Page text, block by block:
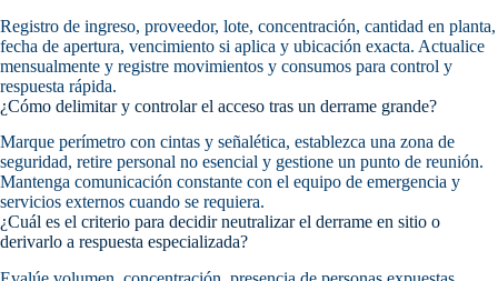
Registro de ingreso, proveedor, lote, concentración, cantidad en planta,
fecha de apertura, vencimiento si aplica y ubicación exacta. Actualice
mensualmente y registre movimientos y consumos para control y
respuesta rápida.
¿Cómo delimitar y controlar el acceso tras un derrame grande?
Marque perímetro con cintas y señalética, establezca una zona de
seguridad, retire personal no esencial y gestione un punto de reunión.
Mantenga comunicación constante con el equipo de emergencia y
servicios externos cuando se requiera.
¿Cuál es el criterio para decidir neutralizar el derrame en sitio o
derivarlo a respuesta especializada?